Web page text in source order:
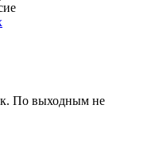
По выходным не